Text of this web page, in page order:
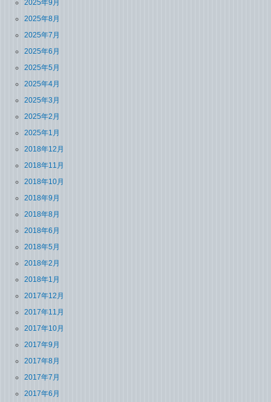
2025年9月
2025年8月
2025年7月
2025年6月
2025年5月
2025年4月
2025年3月
2025年2月
2025年1月
2018年12月
2018年11月
2018年10月
2018年9月
2018年8月
2018年6月
2018年5月
2018年2月
2018年1月
2017年12月
2017年11月
2017年10月
2017年9月
2017年8月
2017年7月
2017年6月